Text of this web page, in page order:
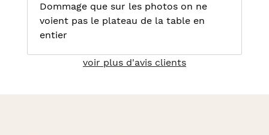
Dommage que sur les photos on ne
voient pas le plateau de la table en
entier
voir plus d'avis clients